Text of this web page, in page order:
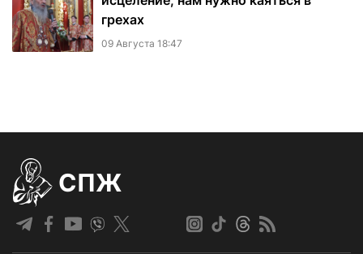
грехах
09 Августа 18:47
СПЖ